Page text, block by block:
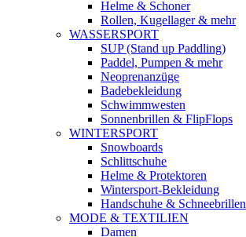
Helme & Schoner
Rollen, Kugellager & mehr
WASSERSPORT
SUP (Stand up Paddling)
Paddel, Pumpen & mehr
Neoprenanzüge
Badebekleidung
Schwimmwesten
Sonnenbrillen & FlipFlops
WINTERSPORT
Snowboards
Schlittschuhe
Helme & Protektoren
Wintersport-Bekleidung
Handschuhe & Schneebrillen
MODE & TEXTILIEN
Damen